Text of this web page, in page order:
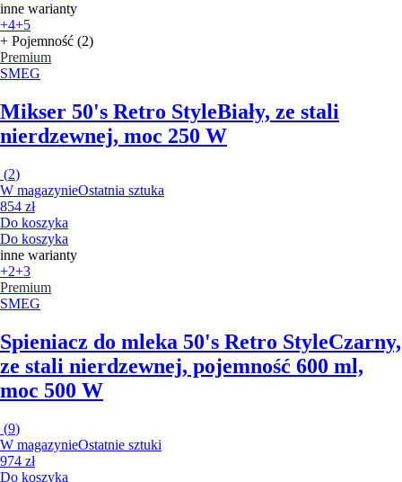
inne warianty
+4+5
+ Pojemność (2)
Premium
SMEG
Mikser 50's Retro StyleBiały, ze stali
nierdzewnej, moc 250 W
(2)
W magazynieOstatnia sztuka
854 zł
Do koszyka
Do koszyka
inne warianty
+2+3
Premium
SMEG
Spieniacz do mleka 50's Retro StyleCzarny,
ze stali nierdzewnej, pojemność 600 ml,
moc 500 W
(9)
W magazynieOstatnie sztuki
974 zł
Do koszyka